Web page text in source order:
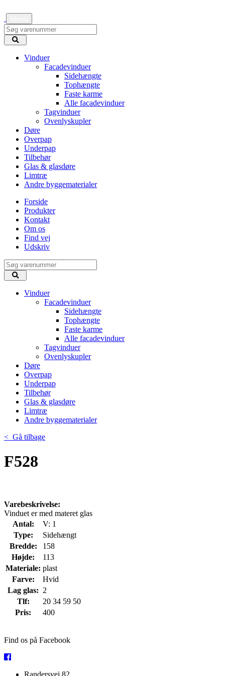
Vinduer
Facadevinduer
Sidehængte
Tophængte
Faste karme
Alle facadevinduer
Tagvinduer
Ovenlyskupler
Døre
Overpap
Underpap
Tilbehør
Glas & glasdøre
Limtræ
Andre byggematerialer
Forside
Produkter
Kontakt
Om os
Find vej
Udskriv
Vinduer
Facadevinduer
Sidehængte
Tophængte
Faste karme
Alle facadevinduer
Tagvinduer
Ovenlyskupler
Døre
Overpap
Underpap
Tilbehør
Glas & glasdøre
Limtræ
Andre byggematerialer
< Gå tilbage
F528
Varebeskrivelse:
Vinduet er med materet glas
Antal:
V: 1
Type:
Sidehængt
Bredde:
158
Højde:
113
Materiale: plast
Farve:
Hvid
Lag glas: 2
Tlf:
20 34 59 50
Pris:
400
Find os på Facebook
Randersvej 82